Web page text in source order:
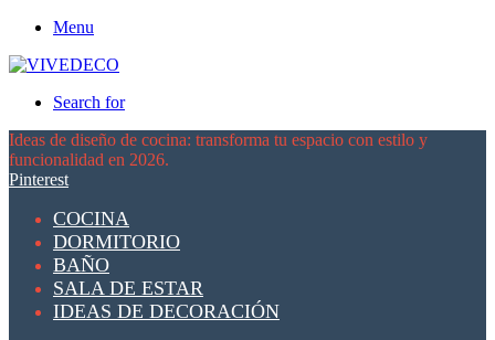
Menu
Search for
Ideas de diseño de cocina: transforma tu espacio con estilo y
funcionalidad en 2026.
Pinterest
COCINA
DORMITORIO
BAÑO
SALA DE ESTAR
IDEAS DE DECORACIÓN